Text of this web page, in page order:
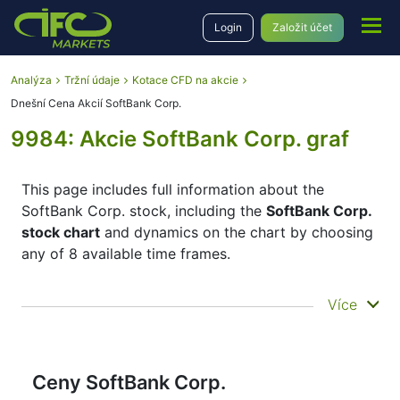
Login Založit účet
Analýza Tržní údaje
Kotace CFD na akcie
Dnešní Cena Akcií SoftBank Corp.
9984: Akcie SoftBank Corp. graf
This page includes full information about the
SoftBank Corp. stock, including the SoftBank Corp.
stock chart and dynamics on the chart by choosing
any of 8 available time frames.
By moving the start and end of the timeframe in the
type of display of the
SoftBank Corp. stock price
Candles or Lines chart – through the buttons in the
Více
Ceny SoftBank Corp.